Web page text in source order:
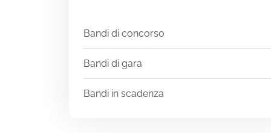
Bandi di concorso
Bandi di gara
Bandi in scadenza